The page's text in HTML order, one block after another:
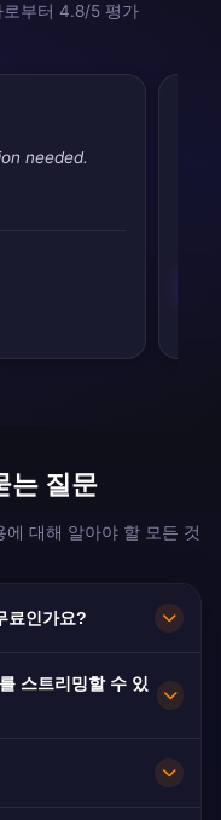
부터 4.8/5 평가
needed.
는 질문
대해 알아야 할 모든 것
료인가요?
인에게 필수적입
스트리밍할 수 있
합니다.